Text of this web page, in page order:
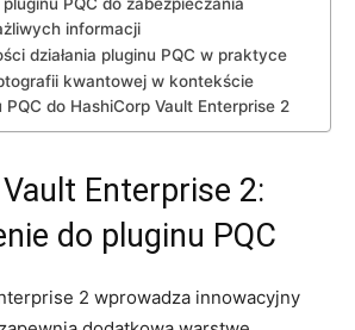
informacji
działania pluginu ​PQC w​ praktyce
kwantowej ‍w kontekście
PQC do HashiCorp Vault Enterprise 2
​Enterprise 2:⁤
do‌ pluginu⁣ PQC
2 ⁢wprowadza innowacyjny